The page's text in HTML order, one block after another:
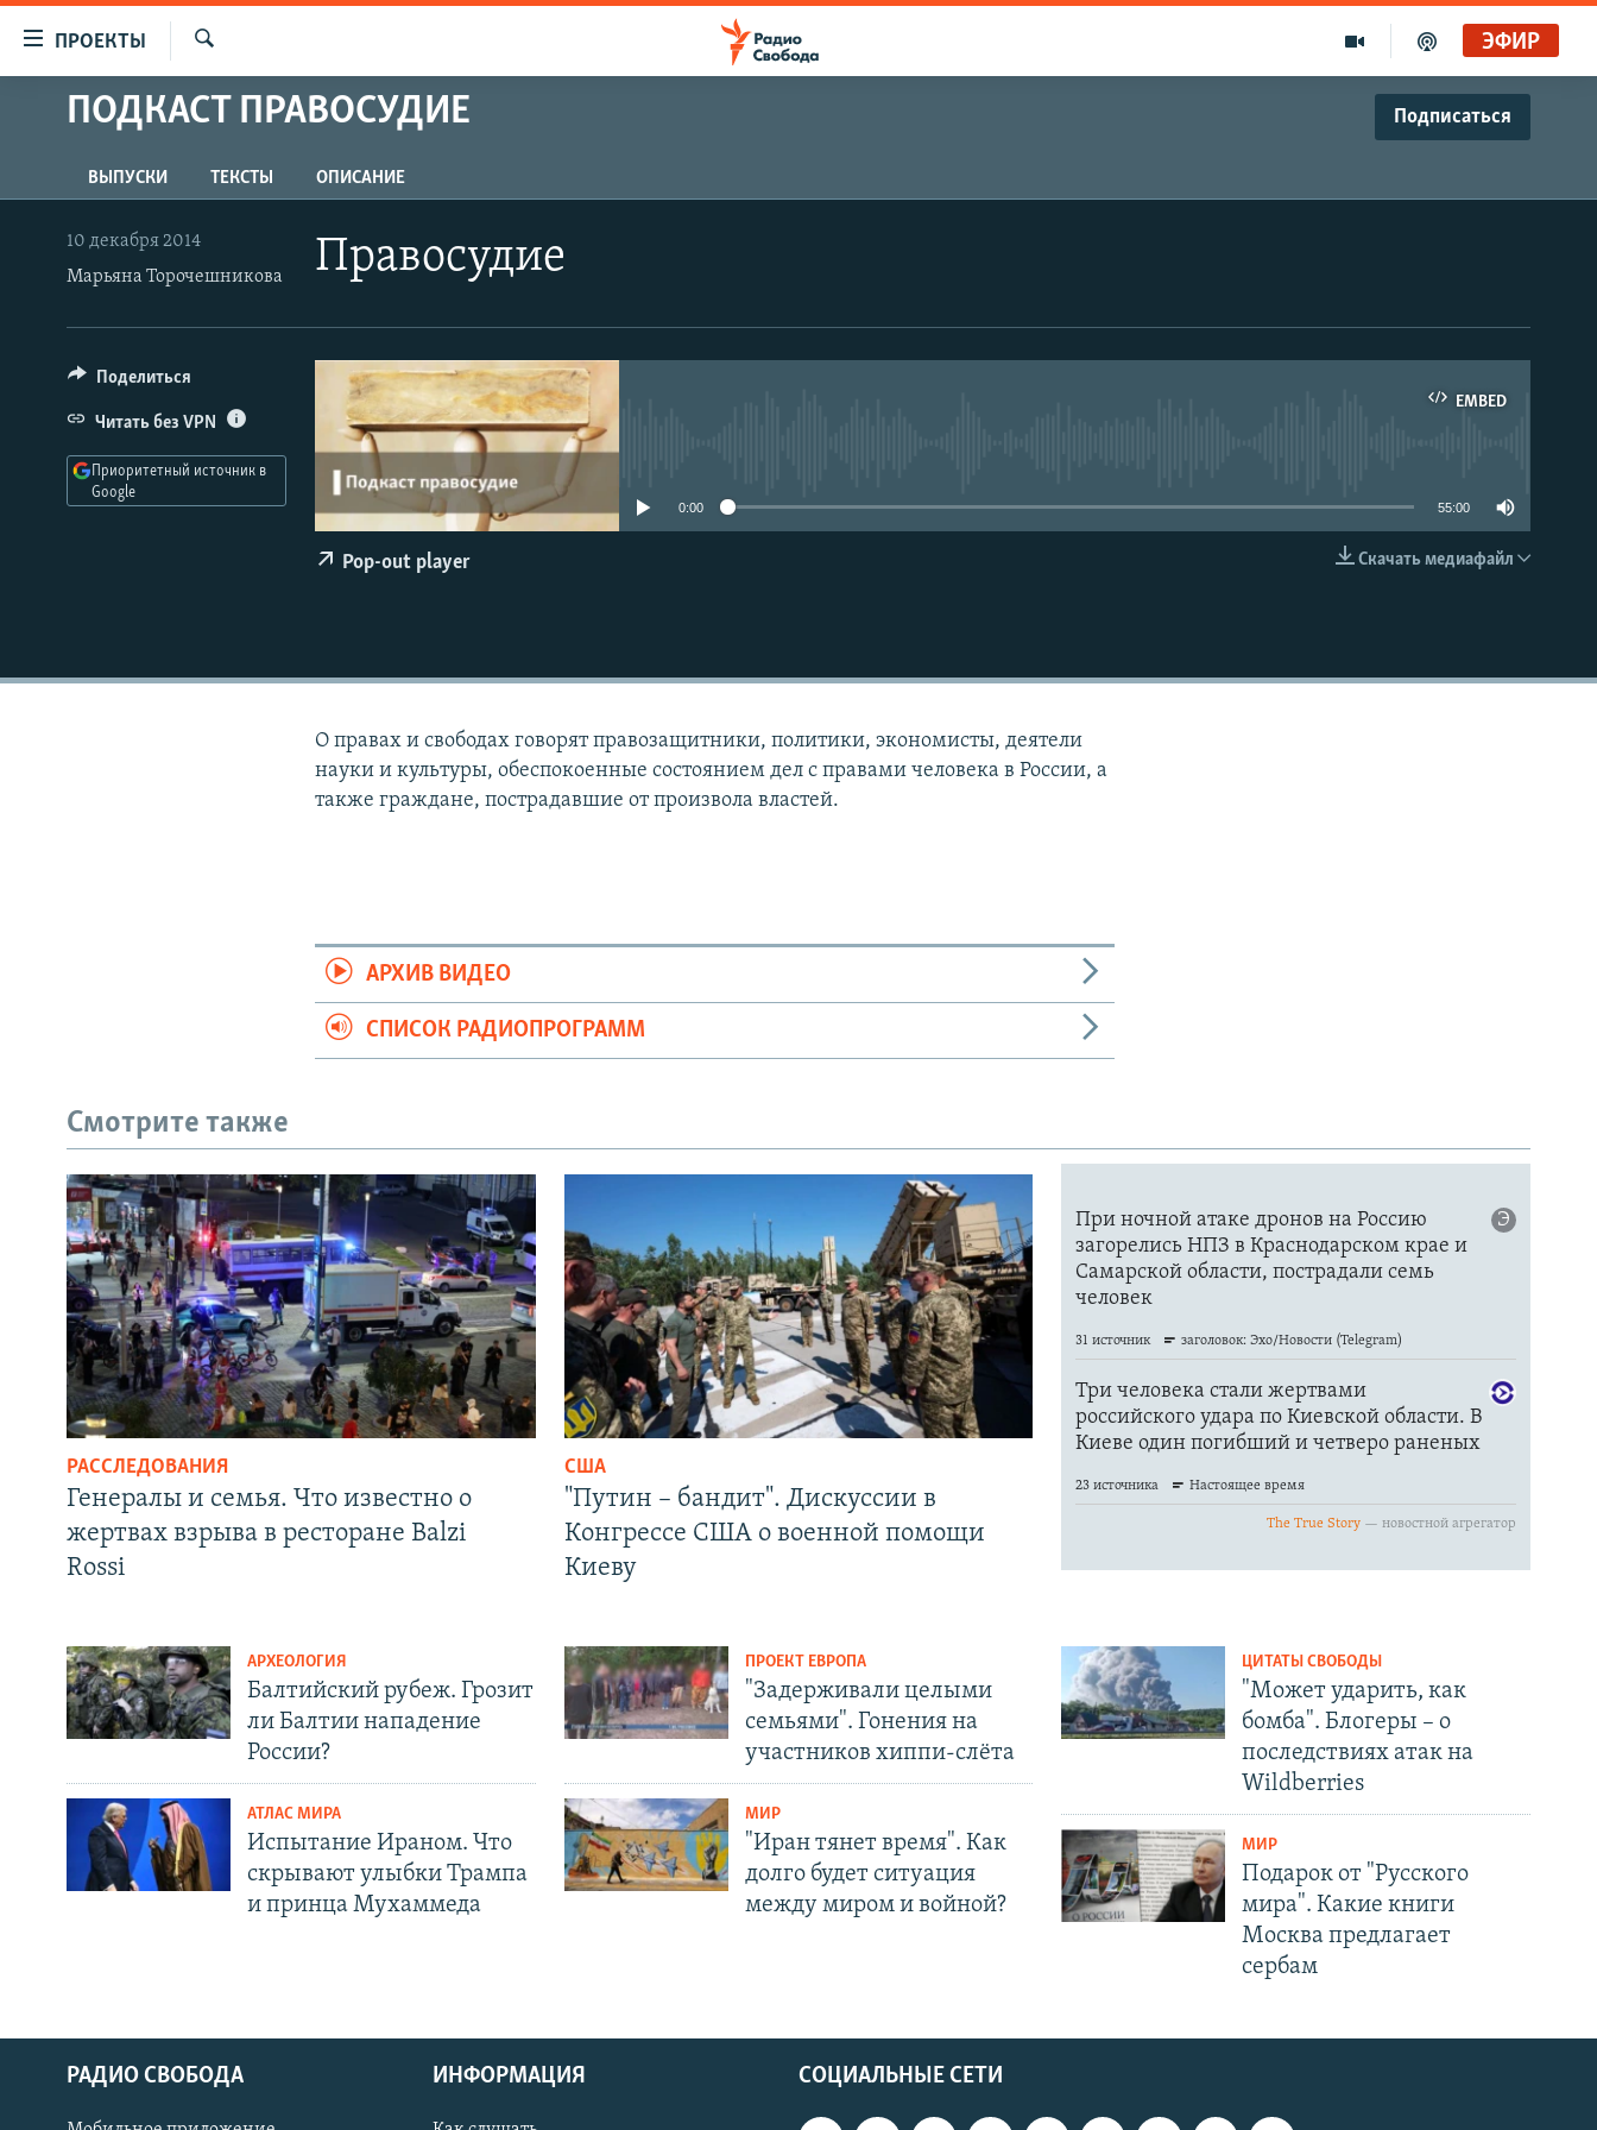
упрощенного
Вернуться
к
основному
содержанию
навигации
Вернутся
ПРОЕКТЫ
ПРОГРАММЫ
АВТОРСКИЕ ПРОЕКТЫ
ЦИТАТЫ СВОБОДЫ
МНЕНИЯ
КУЛЬТУРА
IDEL.РЕАЛИИ
КАВКАЗ.РЕАЛИИ
СЕВЕР.РЕАЛИИ
СИБИРЬ.РЕАЛИИ
ЭФИР
ПОДКАСТ ПРАВОСУДИЕ Подписаться
ВЫПУСКИ ТЕКСТЫ ОПИСАНИЕ
Правосудие
10 декабря 2014
Марьяна Торочешникова
EMBED
EMBED
0:00 55:00
Скачать медиафайл
Pop-out player
Поделиться
Читать без VPN
Приоритетный источник в
Google
О правах и свободах говорят правозащитники, политики, экономисты, деятели
науки и культуры, обеспокоенные состоянием дел с правами человека в России, а
также граждане, пострадавшие от произвола властей.
АРХИВ ВИДЕО
СПИСОК РАДИОПРОГРАММ
Смотрите также
РАССЛЕДОВАНИЯ
Генералы и семья. Что известно о
жертвах взрыва в ресторане Balzi
Rossi
США
"Путин – бандит". Дискуссии в
Конгрессе США о военной помощи
Киеву
АРХЕОЛОГИЯ
Балтийский рубеж. Грозит
ли Балтии нападение
России?
АТЛАС МИРА
Испытание Ираном. Что
скрывают улыбки Трампа
и принца Мухаммеда
ПРОЕКТ ЕВРОПА
"Задерживали целыми
семьями". Гонения на
участников хиппи-слёта
МИР
"Иран тянет время". Как
долго будет ситуация
между миром и войной?
ЦИТАТЫ СВОБОДЫ
"Может ударить, как
бомба". Блогеры – о
последствиях атак на
Wildberries
МИР
Подарок от "Русского
мира". Какие книги
Москва предлагает
сербам
СОЦИАЛЬНЫЕ СЕТИ
РАДИО СВОБОДА ИНФОРМАЦИЯ